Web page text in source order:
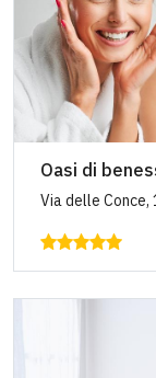
Oasi di
Via delle Conce,